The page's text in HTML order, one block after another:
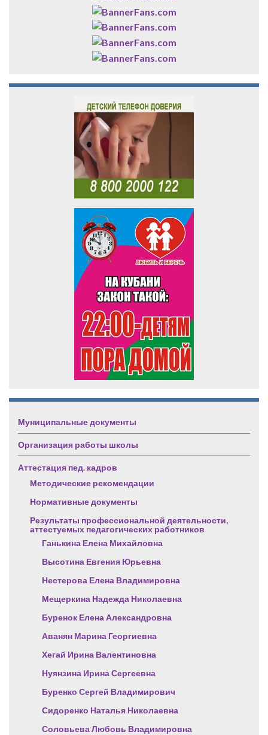
Муниципальные документы
Организация работы школы
Аттестация пед. кадров
Методические рекомендации
Нормативные документы
Результаты профессиональной деятельности,
аттестуемых педагогических работников
Ганькина Елена Михайловна
Высотина Евгения Юрьевна
Нестерова Елена Владимировна
Мещеркина Надежда Николаевна
Буренок Елена Александровна
Аванян Марина Георгиевна
Хегай Ирина Валентиновна
Нуянзина Ирина Сергеевна
Буренко Сергей Владимирович
Сидоренко Наталья Николаевна
Соловьева Любовь Владимировна